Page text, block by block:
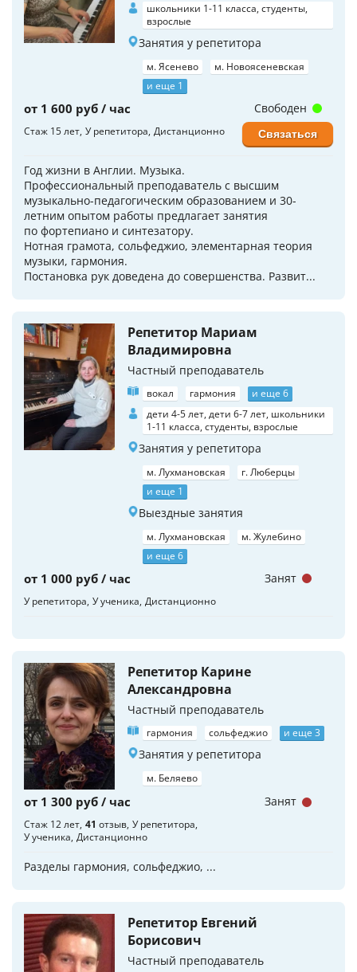
школьники 1-11 класса, студенты,
взрослые
Занятия у репетитора
м. Ясенево
м. Новоясеневская
и еще 1
от 1 600 руб / час
Стаж 15 лет У репетитора Дистанционно
Год жизни в Англии. Музыка.
Профессиональный преподаватель с высшим
музыкально-педагогическим образованием и 30-
летним опытом работы предлагает занятия
по фортепиано и синтезатору.
Нотная грамота, сольфеджио, элементарная теория
музыки, гармония.
Постановка рук доведена до совершенства. Развит...
Свободен
Связаться
Репетитор Мариам
Владимировна
Частный преподаватель
вокал гармония
и еще 6
дети 4-5 лет, дети 6-7 лет, школьники
1-11 класса, студенты, взрослые
Занятия у репетитора
м. Лухмановская
г. Люберцы
и еще 1
Выездные занятия
м. Лухмановская
м. Жулебино
и еще 6
от 1 000 руб / час
У репетитора У ученика Дистанционно
Занят
Репетитор Карине
Александровна
Частный преподаватель
гармония сольфеджио и еще 3
Занятия у репетитора
м. Беляево
от 1 300 руб / час
Стаж 12 лет 41 отзыв У репетитора
У ученика Дистанционно
Разделы гармония, сольфеджио, ...
Занят
Репетитор Евгений
Борисович
Частный преподаватель